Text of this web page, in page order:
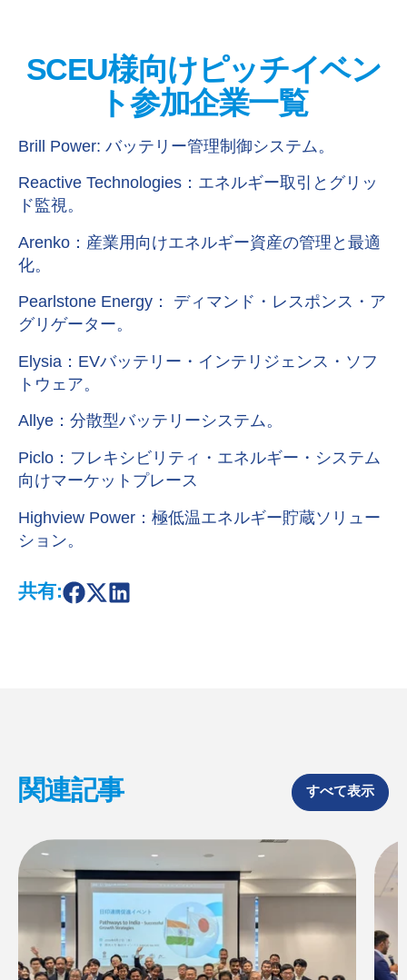
SCEU様向けピッチイベン
ト参加企業一覧
Brill Power: バッテリー管理制御システム。
Reactive Technologies：エネルギー取引とグリッ
ド監視。
Arenko：産業用向けエネルギー資産の管理と最適
化。
Pearlstone Energy： ディマンド・レスポンス・ア
グリゲーター。
Elysia：EVバッテリー・インテリジェンス・ソフ
トウェア。
Allye：分散型バッテリーシステム。
Piclo：フレキシビリティ・エネルギー・システム
向けマーケットプレース
Highview Power：極低温エネルギー貯蔵ソリュー
ション。
共有:S
o
o
k
S
S
d
I
n
関連記事 すべて表示